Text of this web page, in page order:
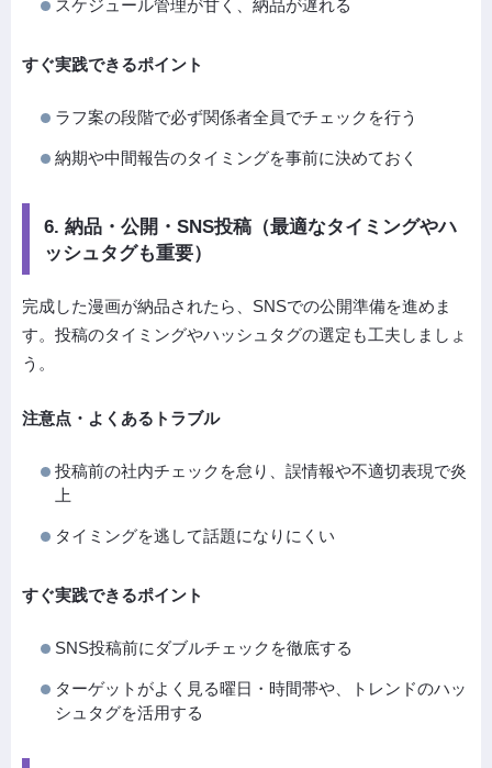
スケジュール管理が甘く、納品が遅れる
すぐ実践できるポイント
ラフ案の段階で必ず関係者全員でチェックを行う
納期や中間報告のタイミングを事前に決めておく
6. 納品・公開・SNS投稿（最適なタイミングやハ
ッシュタグも重要）
完成した漫画が納品されたら、SNSでの公開準備を進めま
す。投稿のタイミングやハッシュタグの選定も工夫しましょ
う。
注意点・よくあるトラブル
投稿前の社内チェックを怠り、誤情報や不適切表現で炎
上
タイミングを逃して話題になりにくい
すぐ実践できるポイント
SNS投稿前にダブルチェックを徹底する
ターゲットがよく見る曜日・時間帯や、トレンドのハッ
シュタグを活用する